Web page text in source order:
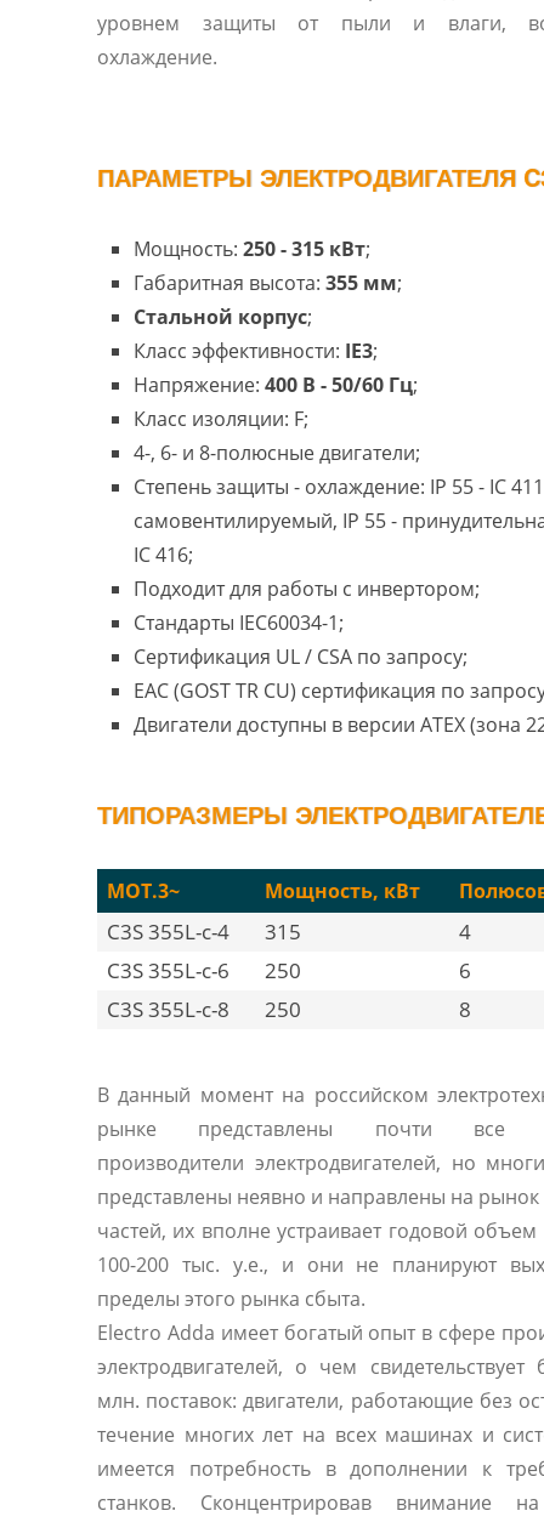
уровнем защиты от пыли и влаги,
охлаждение.
ПАРАМЕТРЫ ЭЛЕКТРОДВИГАТЕЛЯ
Мощность: 250 - 315 кВт;
Габаритная высота: 355 мм;
Стальной корпус;
Класс эффективности: IE3;
Напряжение: 400 В - 50/60 Гц;
Класс изоляции: F;
4-, 6- и 8-полюсные двигатели;
Степень защиты - охлаждение: IP 55 - IC 411
самовентилируемый, IP 55 -
IC 416;
Подходит для работы с инвертором;
Стандарты IEC60034-1;
Сертификация UL / CSA по запросу;
EAC (GOST TR CU) сертификация по
Двигатели доступны в версии ATEX (зона
ТИПОРАЗМЕРЫ
MOT.3~ Мощность, кВт
C3S 355L-c-4 315
4
C3S 355L-c-6
250
6
C3S 355L-c-8
250 8
В данный момент на российском
рынке представлены почти все
производители электродвигателей, но
представлены неявно и направлены на рынок
частей, их вполне устраивает годовой
100-200 тыс. у.е., и они не планируют
пределы этого рынка сбыта.
Electro Adda имеет богатый опыт в сфере
электродвигателей, о чем
млн. поставок: двигатели, работающие без
течение многих лет на всех машинах и
имеется потребность в дополнении к
станков. Сконцентрировав внимание